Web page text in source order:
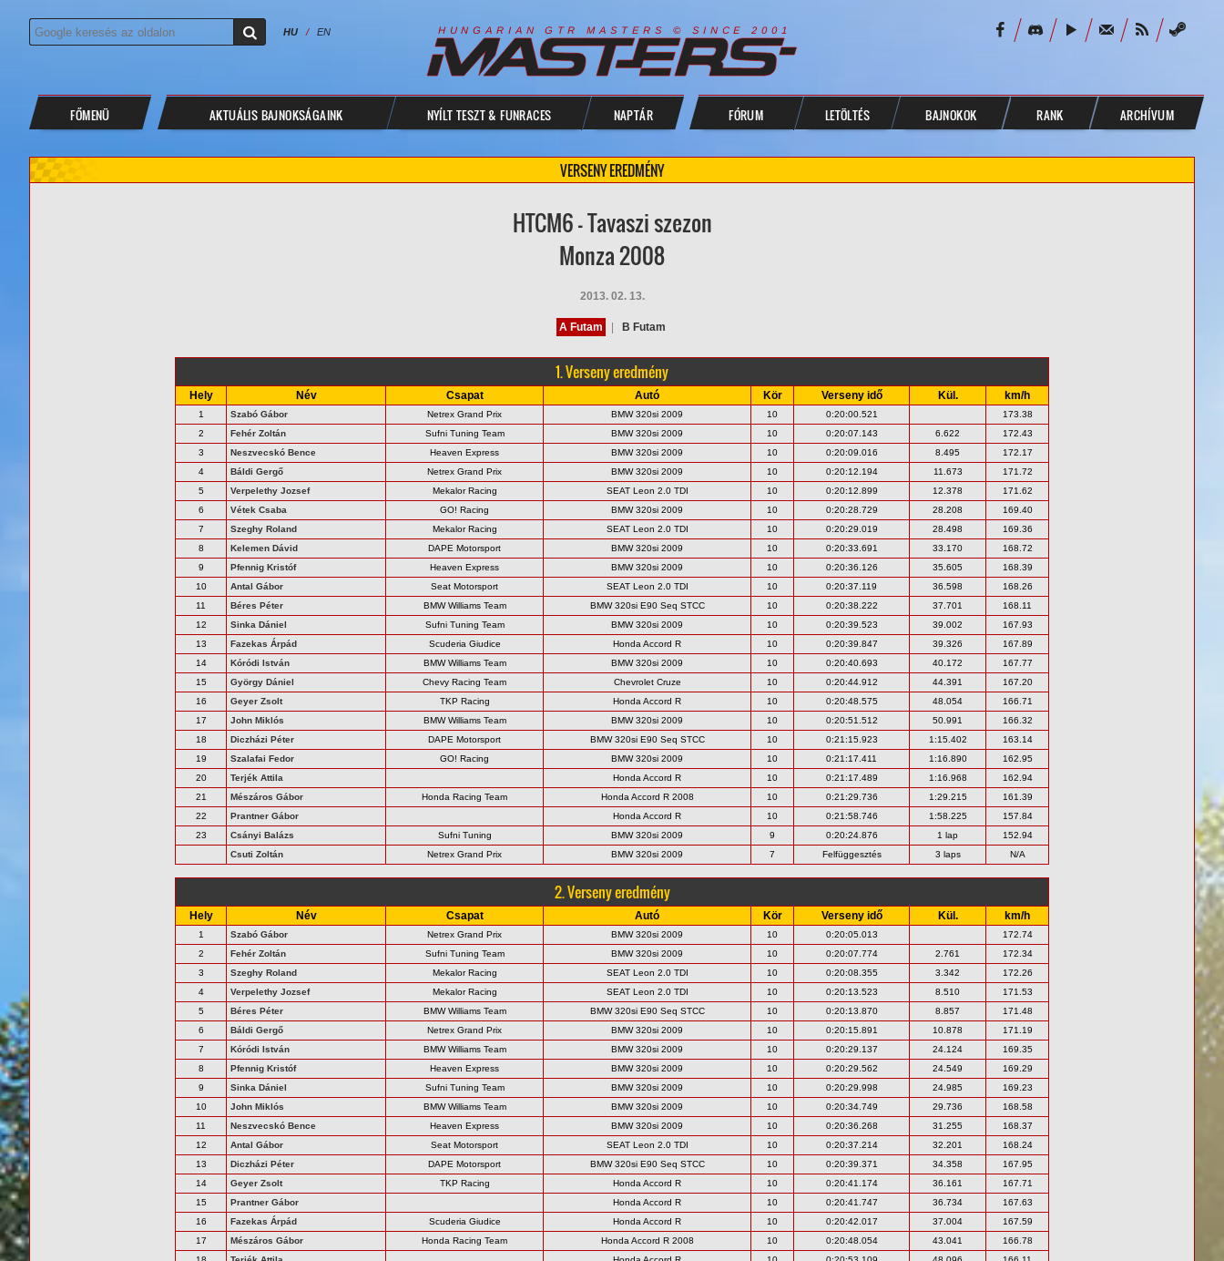
HU / EN H U N G A R I A N G T R M A S T E R S © S I N C E 2 0 0 1
FŐMENÜ AKTUÁLIS BAJNOKSÁGAINK NYÍLT TESZT & FUNRACES NAPTÁR FÓRUM LETÖLTÉS BAJNOKOK RANK ARCHÍVUM
VERSENY EREDMÉNY
HTCM6 - Tavaszi szezon
Monza 2008
2013. 02. 13.
A Futam B Futam
1. Verseny eredmény
Hely Név Csapat Autó Kör Verseny idő Kül. km/h
1 Szabó Gábor Netrex Grand Prix BMW 320si 2009 10 0:20:00.521
173.38
2
Fehér Zoltán Sufni Tuning Team BMW 320si 2009 10 0:20:07.143 6.622
172.43
3
Neszvecskó Bence Heaven Express BMW 320si 2009 10 0:20:09.016 8.495
172.17
4
Báldi Gergő Netrex Grand Prix BMW 320si 2009 10 0:20:12.194 11.673
171.72
5
Verpelethy Jozsef Mekalor Racing SEAT Leon 2.0 TDI 10 0:20:12.899 12.378
171.62
6
Vétek Csaba GO! Racing BMW 320si 2009 10 0:20:28.729 28.208
169.40
7
Szeghy Roland Mekalor Racing SEAT Leon 2.0 TDI 10 0:20:29.019 28.498
169.36
8
Kelemen Dávid DAPE Motorsport BMW 320si 2009 10 0:20:33.691 33.170
168.72
9
Pfennig Kristóf Heaven Express BMW 320si 2009 10 0:20:36.126 35.605
168.39
10
Antal Gábor Seat Motorsport SEAT Leon 2.0 TDI 10 0:20:37.119 36.598
168.26
11
Béres Péter BMW Williams Team BMW 320si E90 Seq STCC 10 0:20:38.222 37.701
168.11
12
Sinka Dániel Sufni Tuning Team BMW 320si 2009 10 0:20:39.523 39.002
167.93
13
Fazekas Árpád Scuderia Giudice Honda Accord R 10 0:20:39.847 39.326
167.89
14
Kóródi István BMW Williams Team BMW 320si 2009 10 0:20:40.693 40.172
167.77
15
György Dániel Chevy Racing Team Chevrolet Cruze 10 0:20:44.912 44.391
167.20
16
Geyer Zsolt TKP Racing Honda Accord R 10 0:20:48.575 48.054
166.71
17
John Miklós BMW Williams Team BMW 320si 2009 10 0:20:51.512 50.991
166.32
18
Diczházi Péter DAPE Motorsport BMW 320si E90 Seq STCC 10 0:21:15.923 1:15.402
163.14
19
Szalafai Fedor GO! Racing BMW 320si 2009 10 0:21:17.411 1:16.890
162.95
20
Terjék Attila Honda Accord R 10 0:21:17.489 1:16.968
162.94
21
Mészáros Gábor Honda Racing Team Honda Accord R 2008 10 0:21:29.736 1:29.215
161.39
22
Prantner Gábor Honda Accord R 10 0:21:58.746 1:58.225
157.84
23
Csányi Balázs Sufni Tuning BMW 320si 2009 9 0:20:24.876 1 lap
152.94
Csuti Zoltán
Netrex Grand Prix BMW 320si 2009 7 Felfüggesztés 3 laps N/A
2. Verseny eredmény
Hely Név Csapat Autó Kör Verseny idő Kül. km/h
1 Szabó Gábor Netrex Grand Prix BMW 320si 2009 10 0:20:05.013
172.74
2
Fehér Zoltán Sufni Tuning Team BMW 320si 2009 10 0:20:07.774 2.761
172.34
3
Szeghy Roland Mekalor Racing SEAT Leon 2.0 TDI 10 0:20:08.355 3.342
172.26
4
Verpelethy Jozsef Mekalor Racing SEAT Leon 2.0 TDI 10 0:20:13.523 8.510
171.53
5
Béres Péter BMW Williams Team BMW 320si E90 Seq STCC 10 0:20:13.870 8.857
171.48
6
Báldi Gergő Netrex Grand Prix BMW 320si 2009 10 0:20:15.891 10.878
171.19
7
Kóródi István BMW Williams Team BMW 320si 2009 10 0:20:29.137 24.124
169.35
8
Pfennig Kristóf Heaven Express BMW 320si 2009 10 0:20:29.562 24.549
169.29
9
Sinka Dániel Sufni Tuning Team BMW 320si 2009 10 0:20:29.998 24.985
169.23
10
John Miklós BMW Williams Team BMW 320si 2009 10 0:20:34.749 29.736
168.58
11
Neszvecskó Bence Heaven Express BMW 320si 2009 10 0:20:36.268 31.255
168.37
12
Antal Gábor Seat Motorsport SEAT Leon 2.0 TDI 10 0:20:37.214 32.201
168.24
13
Diczházi Péter DAPE Motorsport BMW 320si E90 Seq STCC 10 0:20:39.371 34.358
167.95
14
Geyer Zsolt TKP Racing Honda Accord R 10 0:20:41.174 36.161
167.71
15
Prantner Gábor Honda Accord R 10 0:20:41.747 36.734
167.63
16
Fazekas Árpád Scuderia Giudice Honda Accord R 10 0:20:42.017 37.004
167.59
17
Mészáros Gábor Honda Racing Team Honda Accord R 2008 10 0:20:48.054 43.041
166.78